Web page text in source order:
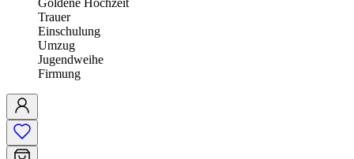
Goldene Hochzeit
Trauer
Einschulung
Umzug
Jugendweihe
Firmung